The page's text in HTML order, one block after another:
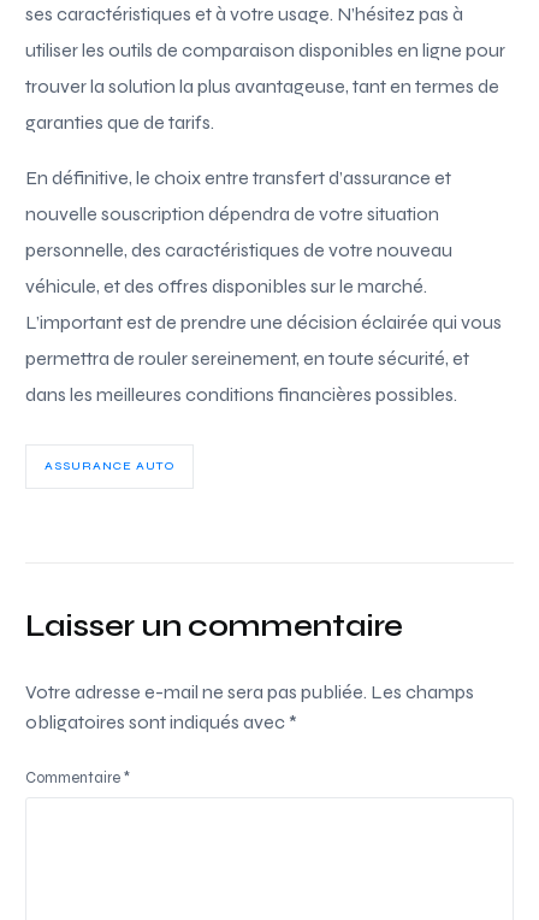
ses caractéristiques et à votre usage. N’hésitez pas à
utiliser les outils de comparaison disponibles en ligne pour
trouver la solution la plus avantageuse, tant en termes de
garanties que de tarifs.
En définitive, le choix entre transfert d’assurance et
nouvelle souscription dépendra de votre situation
personnelle, des caractéristiques de votre nouveau
véhicule, et des offres disponibles sur le marché.
L’important est de prendre une décision éclairée qui vous
permettra de rouler sereinement, en toute sécurité, et
dans les meilleures conditions financières possibles.
ASSURANCE AUTO
Laisser un commentaire
Votre adresse e-mail ne sera pas publiée. Les champs
obligatoires sont indiqués avec *
Commentaire*